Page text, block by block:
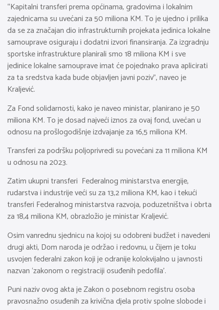
“Kapitalni transferi prema općinama, gradovima i lokalnim
zajednicama su uvećani za 50 miliona KM. To je ujedno i prilika
da se za značajan dio infrastrukturnih projekata jedinica lokalne
samouprave osiguraju i dodatni izvori finansiranja. Za izgradnju
sportske infrastrukture planirali smo 18 miliona KM i sve
jedinice lokalne samouprave imat će pojednako prava aplicirati
za ta sredstva kada bude objavljen javni poziv”, naveo je
Kraljević.
Za Fond solidarnosti, kako je naveo ministar, planirano je 50
miliona KM. To je dosad najveći iznos za ovaj fond, uvećan u
odnosu na prošlogodišnje izdvajanje za 16,5 miliona KM.
Transferi za podršku poljoprivredi su povećani za 11 miliona KM
u odnosu na 2023.
Zatim ukupni transferi Federalnog ministarstva energije,
rudarstva i industrije veći su za 13,2 miliona KM, kao i tekući
transferi Federalnog ministarstva razvoja, poduzetništva i obrta
za 18,4 miliona KM, obrazložio je ministar Kraljević.
Osim vanrednu sjednicu na kojoj su odobreni budžet i navedeni
drugi akti, Dom naroda je održao i redovnu, u čijem je toku
usvojen federalni zakon koji je odranije kolokvijalno u javnosti
nazvan ‘zakonom o registraciji osuđenih pedofila’.
Puni naziv ovog akta je Zakon o posebnom registru osoba
pravosnažno osuđenih za krivična djela protiv spolne slobode i